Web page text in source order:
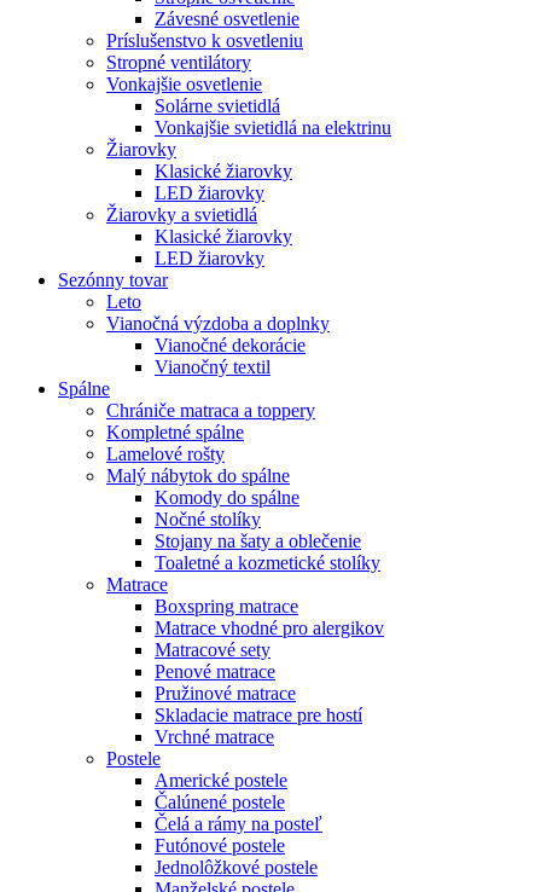
Závesné osvetlenie
Príslušenstvo k osvetleniu
Stropné ventilátory
Vonkajšie osvetlenie
Solárne svietidlá
Vonkajšie svietidlá na elektrinu
Žiarovky
Klasické žiarovky
LED žiarovky
Žiarovky a svietidlá
Klasické žiarovky
LED žiarovky
Sezónny tovar
Leto
Vianočná výzdoba a doplnky
Vianočné dekorácie
Vianočný textil
Spálne
Chrániče matraca a toppery
Kompletné spálne
Lamelové rošty
Malý nábytok do spálne
Komody do spálne
Nočné stolíky
Stojany na šaty a oblečenie
Toaletné a kozmetické stolíky
Matrace
Boxspring matrace
Matrace vhodné pro alergikov
Matracové sety
Penové matrace
Pružinové matrace
Skladacie matrace pre hostí
Vrchné matrace
Postele
Americké postele
Čalúnené postele
Čelá a rámy na posteľ
Futónové postele
Jednolôžkové postele